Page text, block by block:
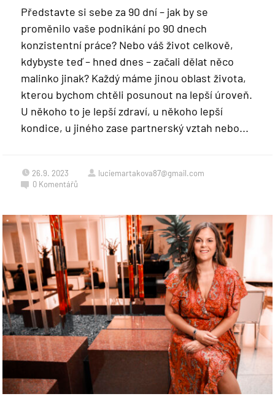
Představte si sebe za 90 dní – jak by se
proměnilo vaše podnikání po 90 dnech
konzistentní práce? Nebo váš život celkově,
kdybyste teď – hned dnes – začali dělat něco
malinko jinak? Každý máme jinou oblast života,
kterou bychom chtěli posunout na lepší úroveň.
U někoho to je lepší zdraví, u někoho lepší
kondice, u jiného zase partnerský vztah nebo...
26.9. 2023
luciemartakova87@gmail.com
0 Komentářů